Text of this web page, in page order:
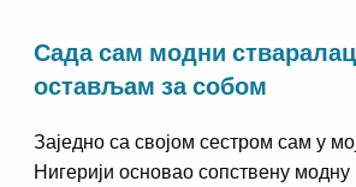
Сада сам модни
остављам за собом
Заједно са својом сестром сам у
Нигерији основао сопствену модну